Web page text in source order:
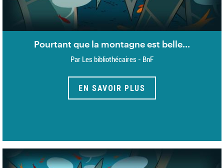
Pourtant que la montagne est belle...
Par Les bibliothécaires - BnF
EN SAVOIR PLUS